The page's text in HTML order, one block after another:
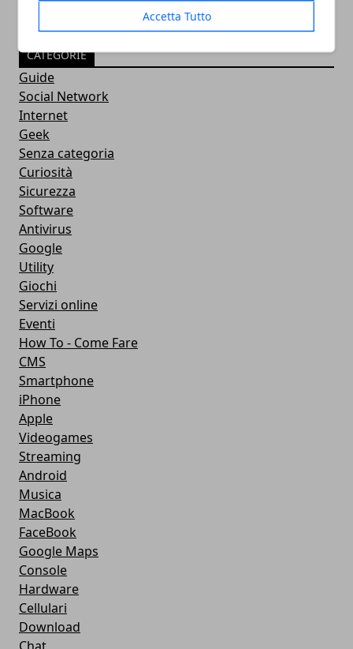
Accetta Tutto
CATEGORIE
Guide
Social Network
Internet
Geek
Senza categoria
Curiosità
Sicurezza
Software
Antivirus
Google
Utility
Giochi
Servizi online
Eventi
How To - Come Fare
CMS
Smartphone
iPhone
Apple
Videogames
Streaming
Android
Musica
MacBook
FaceBook
Google Maps
Console
Hardware
Cellulari
Download
Chat